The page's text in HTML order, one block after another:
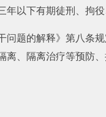
以下有期徒刑、拘役
问题的解释》第八条
、隔离治疗等预防